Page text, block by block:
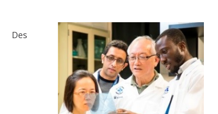
Des